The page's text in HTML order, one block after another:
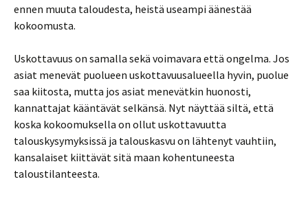
ennen muuta taloudesta, heistä useampi äänestää
kokoomusta.
Uskottavuus on samalla sekä voimavara että ongelma. Jos
asiat menevät puolueen uskottavuusalueella hyvin, puolue
saa kiitosta, mutta jos asiat menevätkin huonosti,
kannattajat kääntävät selkänsä. Nyt näyttää siltä, että
koska kokoomuksella on ollut uskottavuutta
talouskysymyksissä ja talouskasvu on lähtenyt vauhtiin,
kansalaiset kiittävät sitä maan kohentuneesta
taloustilanteesta.